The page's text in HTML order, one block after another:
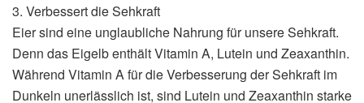
3. Verbessert die Sehkraft
Eier sind eine unglaubliche Nahrung für unsere Sehkraft.
Denn das Eigelb enthält Vitamin A, Lutein und Zeaxanthin.
Während Vitamin A für die Verbesserung der Sehkraft im
Dunkeln unerlässlich ist, sind Lutein und Zeaxanthin starke